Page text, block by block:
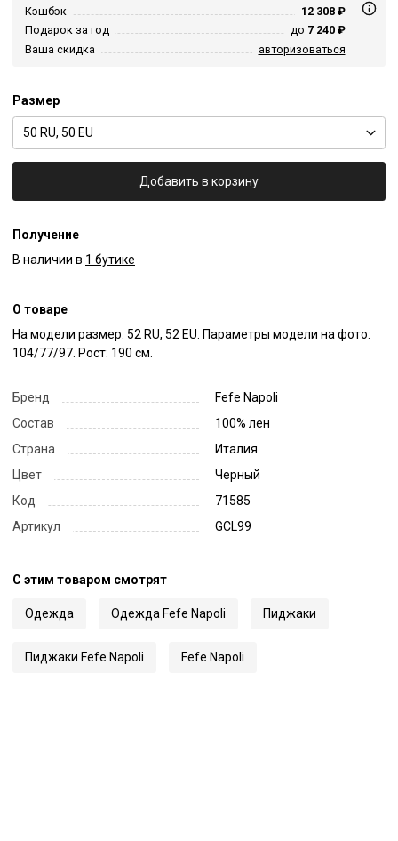
Кэшбэк
12 308 ₽
Подарок за год
до 7 240 ₽
Ваша скидка
авторизоваться
Размер
50 RU, 50 EU
Добавить в корзину
Получение
В наличии в 1 бутике
О товаре
На модели размер: 52 RU, 52 EU. Параметры модели на фото:
104/77/97. Рост: 190 см.
Бренд
Fefe Napoli
Состав
100% лен
Страна
Италия
Цвет
Черный
Код
71585
Артикул
GCL99
С этим товаром смотрят
Одежда Одежда Fefe Napoli Пиджаки
Пиджаки Fefe Napoli Fefe Napoli